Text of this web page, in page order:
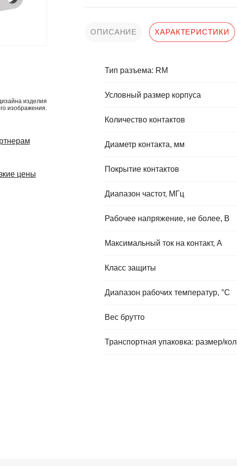
изделия
изображения.
цены
ОПИСАНИЕ ХАРАКТЕРИСТИКИ
Тип разъема: RM
Условный размер корпуса
Количество контактов
Диаметр контакта, мм
Покрытие контактов
Диапазон частот, МГц
Рабочее напряжение, не более, В
Максимальный ток на контакт, А
Класс защиты
Диапазон рабочих температур, °C
Вес брутто
Транспортная упаковка: размер/